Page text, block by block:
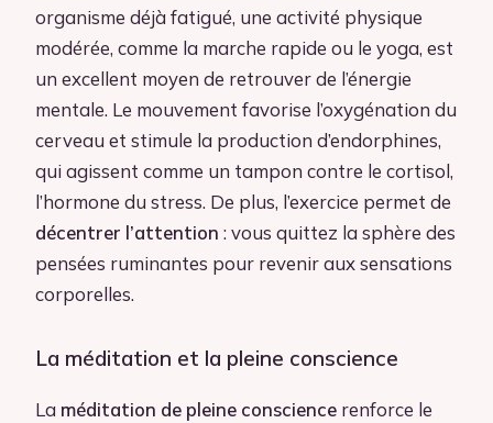
organisme déjà fatigué, une activité physique
modérée, comme la marche rapide ou le yoga, est
un excellent moyen de retrouver de l’énergie
mentale. Le mouvement favorise l’oxygénation du
cerveau et stimule la production d’endorphines,
qui agissent comme un tampon contre le cortisol,
l’hormone du stress. De plus, l’exercice permet de
décentrer l’attention : vous quittez la sphère des
pensées ruminantes pour revenir aux sensations
corporelles.
La méditation et la pleine conscience
La méditation de pleine conscience renforce le